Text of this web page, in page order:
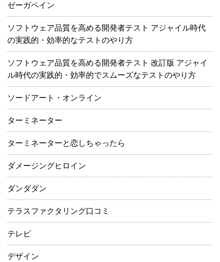
ゼーガペイン
ソフトウェア品質を高める開発者テスト アジャイル時代
の実践的・効率的なテストのやり方
ソフトウェア品質を高める開発者テスト 改訂版 アジャイ
ル時代の実践的・効率的でスムーズなテストのやり方
ソードアート・オンライン
ターミネーター
ターミネーターと恋しちゃったら
ダメージングヒロイン
ダンダダン
テラスファクタリング口コミ
テレビ
デザイン